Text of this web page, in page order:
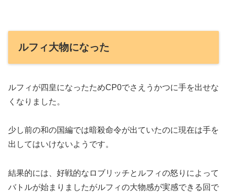
ルフィ大物になった
ルフィが四皇になったためCP0でさえうかつに手を出せな
くなりました。
少し前の和の国編では暗殺命令が出ていたのに現在は手を
出してはいけないようです。
結果的には、好戦的なロブリッチとルフィの怒りによって
バトルが始まりましたがルフィの大物感が実感できる回で